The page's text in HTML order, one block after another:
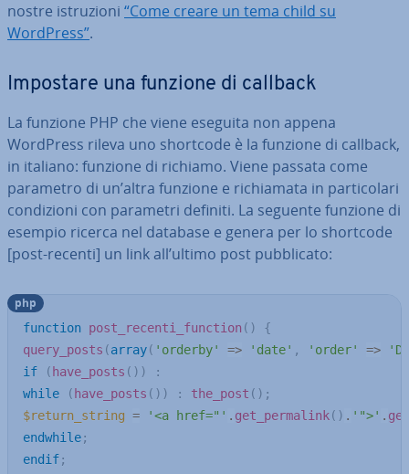
nostre istru­zio­ni “Come creare un tema child su
WordPress”.
Impostare una funzione di callback
La funzione PHP che viene eseguita non appena
WordPress rileva uno shortcode è la funzione di callback,
in italiano: funzione di richiamo. Viene passata come
parametro di un’altra funzione e ri­chia­ma­ta in par­ti­co­la­ri
con­di­zio­ni con parametri definiti. La seguente funzione di
esempio ricerca nel database e genera per lo shortcode
[post-recenti] un link all’ultimo post pub­bli­ca­to:
function post_recenti_function ( )
{
query_posts (array( 'orderby' => 'date' , 'order' =>
if
( have_posts ( ) )
:
while
( have_posts ( ) ) : the_post ( ) ;
$return_string = '<a href="' . get_permalink( ) . '">' .
endwhile;
endif;
php